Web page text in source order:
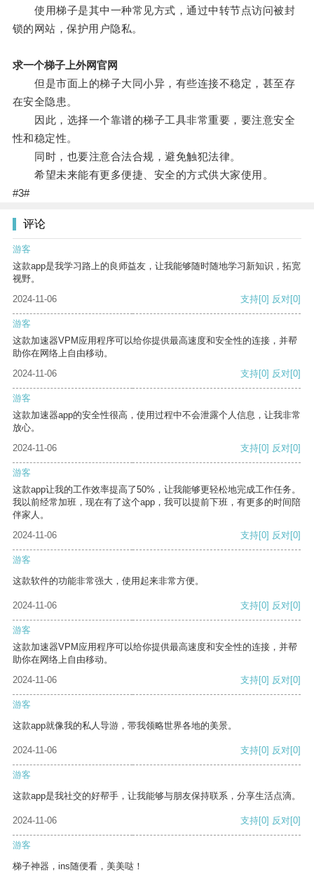
使用梯子是其中一种常见方式，通过中转节点访问被封
锁的网站，保护用户隐私。
求一个梯子上外网官网
但是市面上的梯子大同小异，有些连接不稳定，甚至存
在安全隐患。
因此，选择一个靠谱的梯子工具非常重要，要注意安全
性和稳定性。
同时，也要注意合法合规，避免触犯法律。
希望未来能有更多便捷、安全的方式供大家使用。
#3#
评论
游客
这款app是我学习路上的良师益友，让我能够随时随地学习新知识，拓宽
视野。
2024-11-06
支持[0] 反对[0]
游客
这款加速器VPM应用程序可以给你提供最高速度和安全性的连接，并帮
助你在网络上自由移动。
2024-11-06
支持[0] 反对[0]
游客
这款加速器app的安全性很高，使用过程中不会泄露个人信息，让我非常
放心。
2024-11-06
支持[0] 反对[0]
游客
这款app让我的工作效率提高了50%，让我能够更轻松地完成工作任务。
我以前经常加班，现在有了这个app，我可以提前下班，有更多的时间陪
伴家人。
2024-11-06
支持[0] 反对[0]
游客
这款软件的功能非常强大，使用起来非常方便。
2024-11-06 支持[0] 反对[0]
游客
这款加速器VPM应用程序可以给你提供最高速度和安全性的连接，并帮
助你在网络上自由移动。
2024-11-06
支持[0] 反对[0]
游客
这款app就像我的私人导游，带我领略世界各地的美景。
2024-11-06 支持[0] 反对[0]
游客
这款app是我社交的好帮手，让我能够与朋友保持联系，分享生活点滴。
2024-11-06 支持[0] 反对[0]
游客
梯子神器，ins随便看，美美哒！